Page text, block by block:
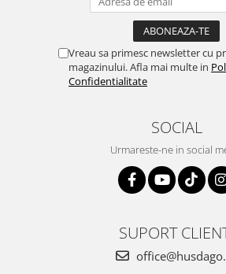
Vreau sa primesc newsletter cu
magazinului. Afla mai multe in
Confidentialitate
SOCIAL
Urmareste-ne in social
SUPORT